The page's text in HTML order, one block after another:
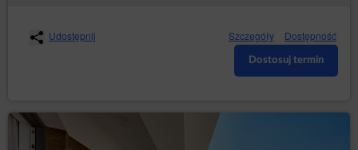
Udostępnij Szczegóły Dostępność
Dostosuj termin